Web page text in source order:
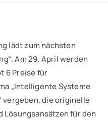
lädt zum nächsten
Am 29. April werden
6 Preise für
„Intelligente Systeme
die originelle
Lösungsansätzen für den